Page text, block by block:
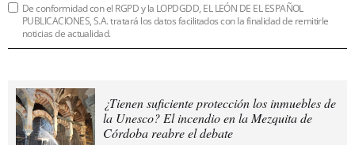
De conformidad con el RGPD y la LOPDGDD, EL LEÓN DE EL ESPAÑOL
PUBLICACIONES, S.A. tratará los datos facilitados con la finalidad de remitirle
noticias de actualidad.
¿Tienen suficiente protección los inmuebles de
la Unesco? El incendio en la Mezquita de
Córdoba reabre el debate